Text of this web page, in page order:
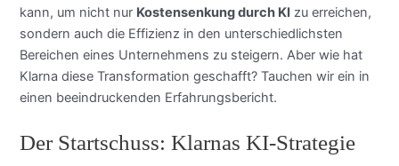
kann, um nicht nur Kostensenkung durch KI zu erreichen,
sondern auch die Effizienz in den unterschiedlichsten
Bereichen eines Unternehmens zu steigern. Aber wie hat
Klarna diese Transformation geschafft? Tauchen wir ein in
einen beeindruckenden Erfahrungsbericht.
Der Startschuss: Klarnas KI-Strategie